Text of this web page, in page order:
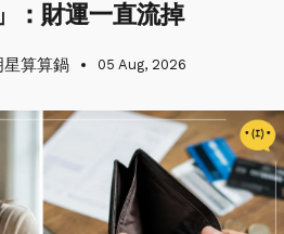
：財運一直流掉
星算算鍋 05 Aug, 2026